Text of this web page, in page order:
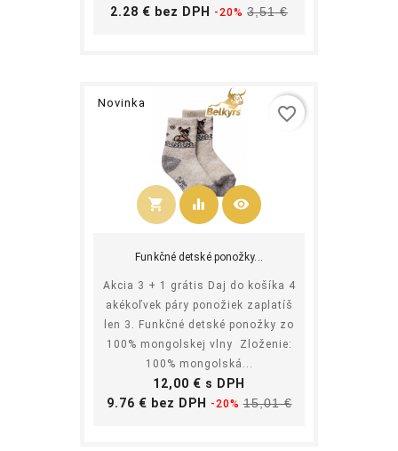
2.28 € bez DPH Základná
-20% 3,51 €Cena
Novinka
shopping_cart
Kúpiť
equalizer visibility
Funkčné detské ponožky...
Akcia 3 + 1 grátis Daj do košíka 4
akékoľvek páry ponožiek zaplatíš
len 3. Funkčné detské ponožky zo
100% mongolskej vlny Zloženie:
100% mongolská...
Cena
12,00 € s DPH
9.76 € bez DPH Základná
-20% 15,01 €Cena
favorite_border